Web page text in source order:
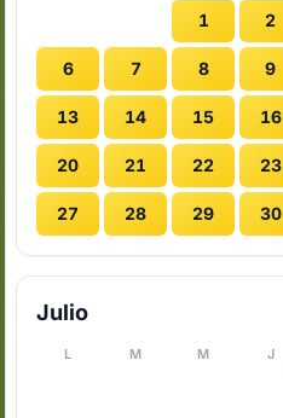
1 2
6 7 8 9
13 14 15 16
20 21 22 23
27 28 29 30
Julio
L M M J